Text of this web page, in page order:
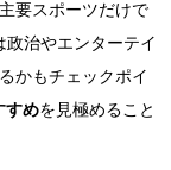
要スポーツだけで
政治やエンターテイ
かもチェックポイ
すめを見極めること